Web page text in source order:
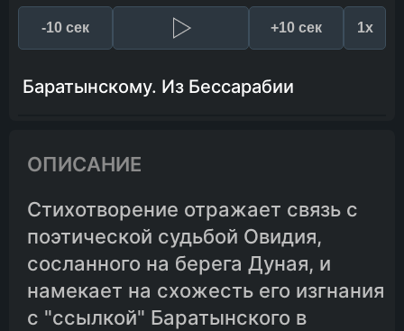
Исполнители
-10 сек +10 сек 1x
Баратынскому. Из Бессарабии
ОПИСАНИЕ
Стихотворение отражает связь с
поэтической судьбой Овидия,
сосланного на берега Дуная, и
намекает на схожесть его изгнания
с "ссылкой" Баратынского в